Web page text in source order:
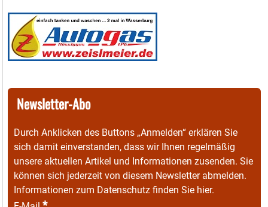
Newsletter-Abo
Durch Anklicken des Buttons „Anmelden“ erklären Sie
sich damit einverstanden, dass wir Ihnen regelmäßig
unsere aktuellen Artikel und Informationen zusenden. Sie
können sich jederzeit von diesem Newsletter abmelden.
Informationen zum Datenschutz finden Sie hier.